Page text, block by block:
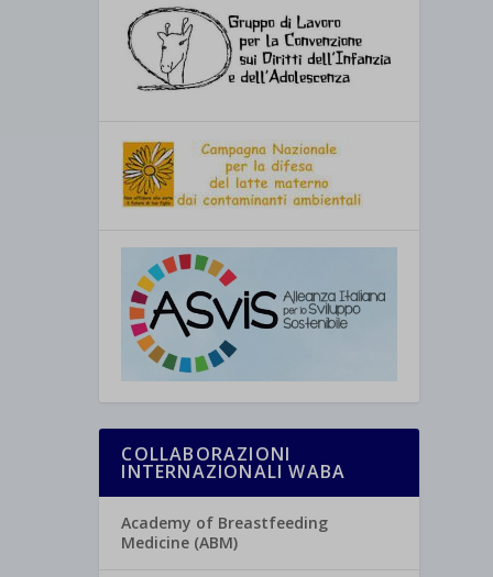
COLLABORAZIONI
INTERNAZIONALI WABA
Academy of Breastfeeding
Medicine (ABM)